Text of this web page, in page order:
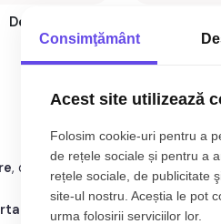
Decomandat
1
1
Nr. parcari:
An
Structura:
, decomandat, 91 mp, zona
Consimţământ
Acest site utilizează
Folosim cookie-uri pentru a
de rețele sociale și pentru a
rețele sociale, de publicitate
site-ul nostru. Aceștia le pot
urma folosirii serviciilor lor.